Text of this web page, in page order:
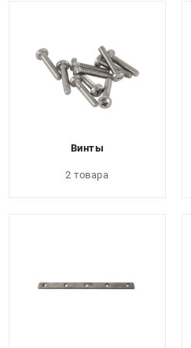
Винты
2 товара